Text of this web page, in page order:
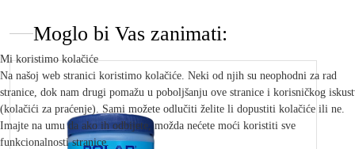
Moglo bi Vas zanimati:
Mi koristimo kolačiće
Na našoj web stranici koristimo kolačiće. Neki od njih su neophodni za rad
stranice, dok nam drugi pomažu u poboljšanju ove stranice i korisničkog
(kolačići za praćenje). Sami možete odlučiti želite li dopustiti kolačiće ili ne.
Imajte na umu da ako ih odbijete, možda nećete moći koristiti sve
funkcionalnosti stranice.